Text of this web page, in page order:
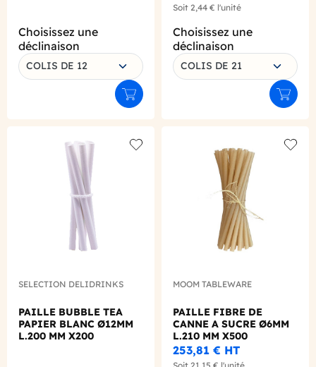
Choisissez une
déclinaison
COLIS DE 12
Ajouter au panier
Soit 2,44 € l'unité
Choisissez une
déclinaison
COLIS DE 21
SELECTION DELIDRINKS
PAILLE BUBBLE TEA
PAPIER BLANC Ø12MM
L.200 MM X200
MOOM TABLEWARE
PAILLE FIBRE DE
CANNE A SUCRE Ø6MM
L.210 MM X500
253,81 € HT